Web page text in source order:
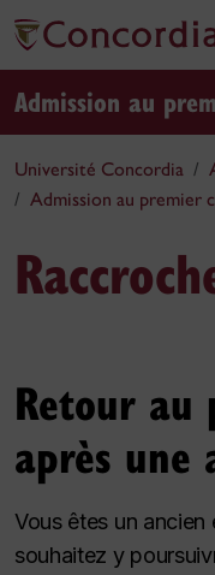
Admission au
Université Concordia
Admission au premier
Retour au
après une
Vous êtes un
souhaitez y